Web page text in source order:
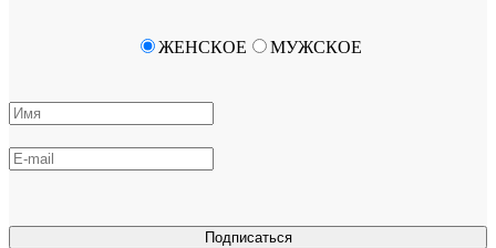
Подписаться
ЖЕНСКОЕ МУЖСКОЕ